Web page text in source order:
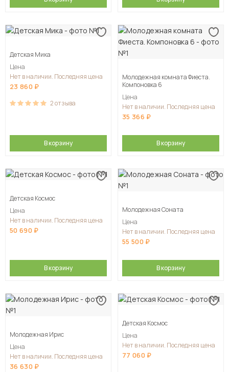
Детская Мика
Цена
Нет в наличии. Последняя цена
23 860
2отзыва
В корзину
Молодежная комната Фиеста.
Компоновка 6
Цена
Нет в наличии. Последняя цена
35 366
В корзину
Детская Космос
Цена
Нет в наличии. Последняя цена
50 690
В корзину
Молодежная Соната
Цена
Нет в наличии. Последняя цена
55 500
В корзину
Молодежная Ирис
Цена
Нет в наличии. Последняя цена
36 630
Детская Космос
Цена
Нет в наличии. Последняя цена
77 060